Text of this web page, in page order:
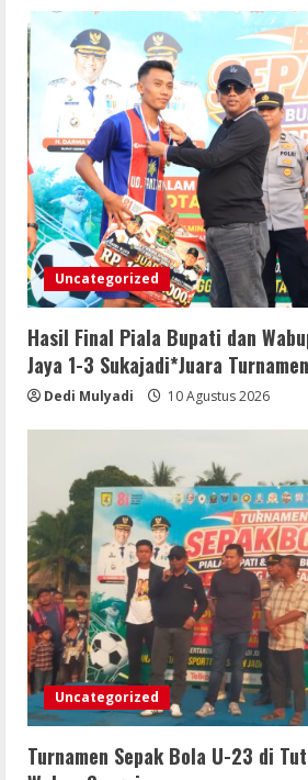
3
Semarakkan HUT
Buol Canangkan
Bendera Merah
10 Agustus 2026
4
Akbar Dev Pimpin
9 Agustus 2026
Reuni Akbar
Glodok, ALL
Artis Pencipta
Ternama
Uncategorized
Hasil Final Piala Bupati dan
Jaya 1-3 Sukajadi*Juara
Dedi Mulyadi 10 Agustus 2026
Uncategorized
Turnamen Sepak Bola U-23 di